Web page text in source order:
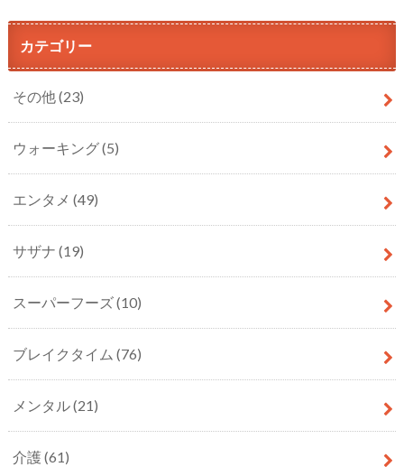
カテゴリー
その他(23)
ウォーキング(5)
エンタメ (49)
サザナ (19)
スーパーフーズ(10)
ブレイクタイム (76)
メンタル(21)
介護(61)